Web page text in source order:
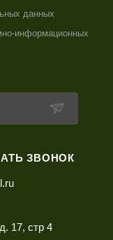
данных
информационных
ЗВОНОК
17, стр 4